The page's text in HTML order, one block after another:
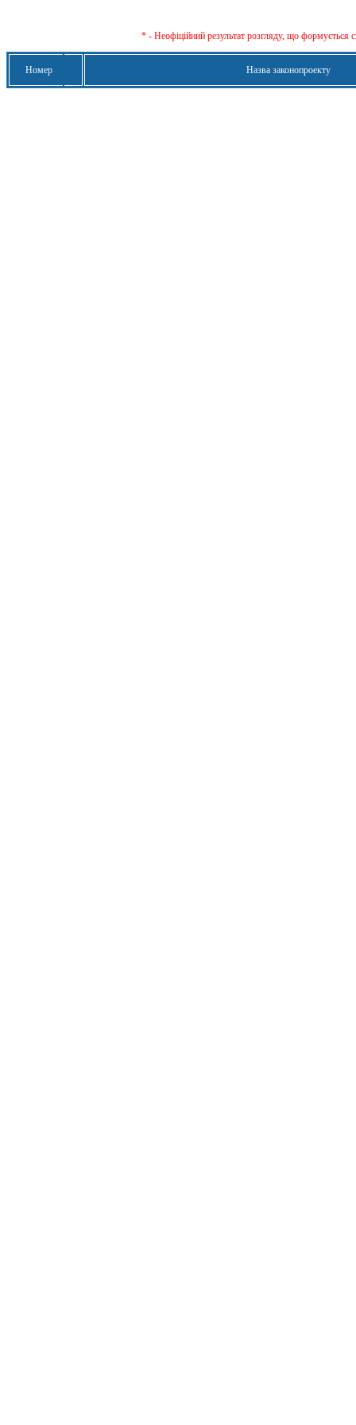
* - Неофіційний результат розгляду, що формується
Номер Назва законопроекту